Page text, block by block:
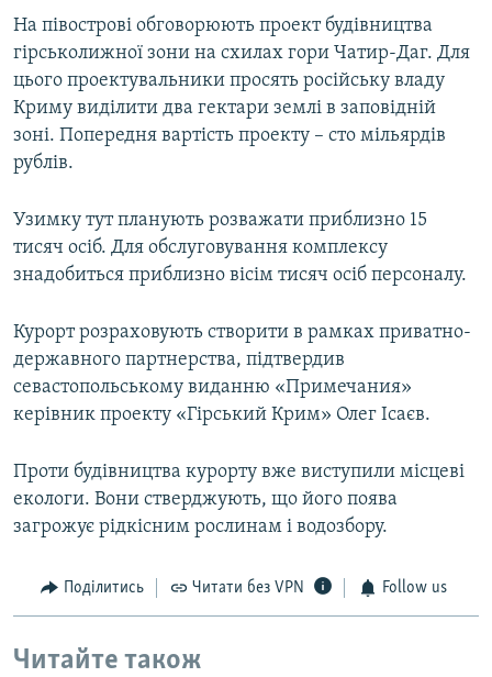
На півострові обговорюють проект будівництва
гірськолижної зони на схилах гори Чатир-Даг. Для
цього проектувальники просять російську владу
Криму виділити два гектари землі в заповідній
зоні. Попередня вартість проекту – сто мільярдів
рублів.
Узимку тут планують розважати приблизно 15
тисяч осіб. Для обслуговування комплексу
знадобиться приблизно вісім тисяч осіб персоналу.
Курорт розраховують створити в рамках приватно-
державного партнерства, підтвердив
севастопольському виданню «Примечания»
керівник проекту «Гірський Крим» Олег Ісаєв.
Проти будівництва курорту вже виступили місцеві
екологи. Вони стверджують, що його поява
загрожує рідкісним рослинам і водозбору.
Поділитись Читати без VPN Follow us
Читайте також